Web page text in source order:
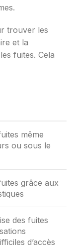
trouver les
et la
fuites. Cela
même
ou sous le
grâce aux
des fuites
d’accès